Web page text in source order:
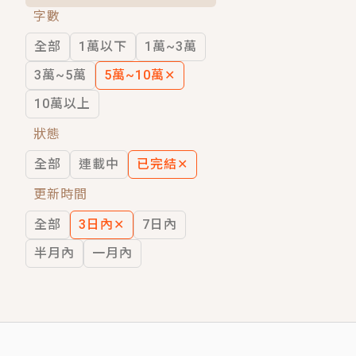
穿越｜《穿越遠古後成了野人娘子》你
字數
全部
1萬以下
1萬~3萬
3萬~5萬
5萬~10萬 ✕
10萬以上
狀態
全部
連載中 已完結✕
更新時間
全部
3日內 ✕
7日內
半月內
一月內